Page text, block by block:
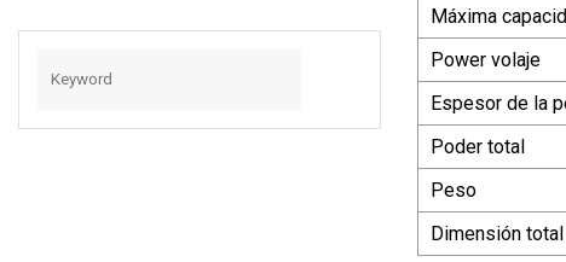
Bebé/Máquina De
Máxima
Power volaje
Espesor de la
Poder total
Peso
Dimensión